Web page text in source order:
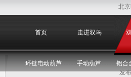
北
首页 走进双鸟
环链电动葫芦 手动葫芦 铝合
发